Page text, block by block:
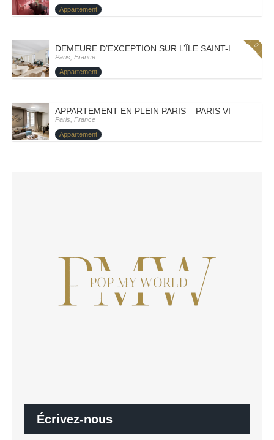
Appartement
DEMEURE D’EXCEPTION SUR L’ÎLE SAINT-LOUIS
Paris, France
Appartement
APPARTEMENT EN PLEIN PARIS – PARIS VIII –
Paris, France
Appartement
Écrivez-nous